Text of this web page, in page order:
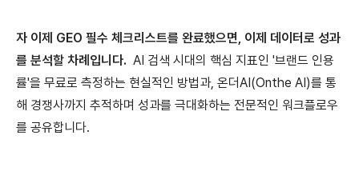
자 이제 GEO 필수 체크리스트를 완료했으면, 이제 데이터로 성과
를 분석할 차례입니다. AI 검색 시대의 핵심 지표인 '브랜드 인용
률'을 무료로 측정하는 현실적인 방법과, 온더AI(Onthe AI)를 통
해 경쟁사까지 추적하며 성과를 극대화하는 전문적인 워크플로우
를 공유합니다.